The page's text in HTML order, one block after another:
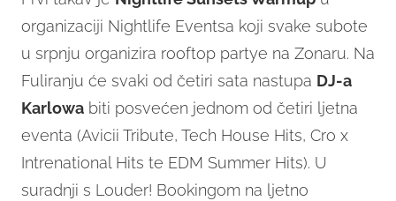
organizaciji Nightlife Eventsa koji svake subote
u srpnju organizira rooftop partye na Zonaru. Na
Fuliranju će svaki od četiri sata nastupa DJ-a
Karlowa biti posvećen jednom od četiri ljetna
eventa (Avicii Tribute, Tech House Hits, Cro x
Intrenational Hits te EDM Summer Hits). U
suradnji s Louder! Bookingom na ljetno